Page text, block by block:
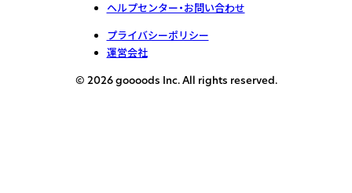
ヘルプセンター・お問い合わせ
プライバシーポリシー
運営会社
© 2026 goooods Inc. All rights reserved.